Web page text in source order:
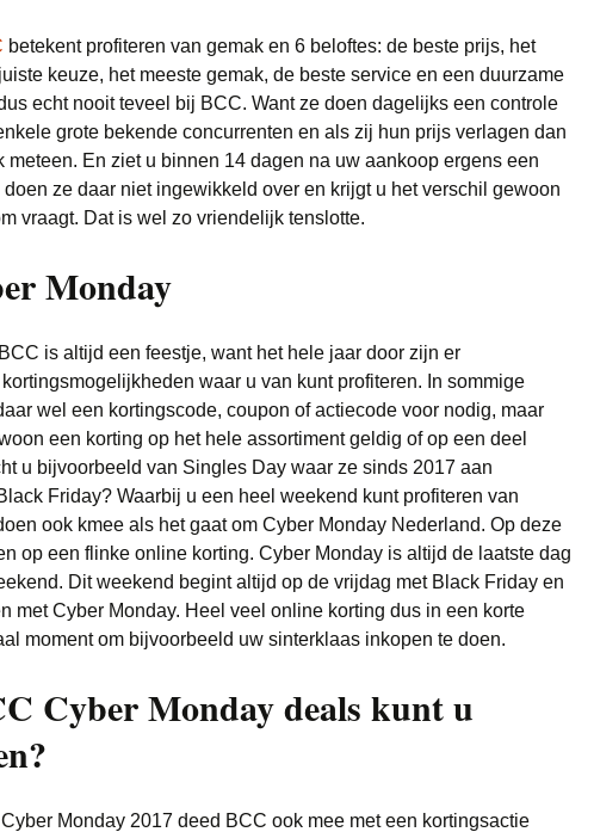
betekent profiteren van gemak en 6 beloftes: de beste prijs, het
keuze, het meeste gemak, de beste service en een duurzame
echt nooit teveel bij BCC. Want ze doen dagelijks een controle
grote bekende concurrenten en als zij hun prijs verlagen dan
meteen. En ziet u binnen 14 dagen na uw aankoop ergens een
doen ze daar niet ingewikkeld over en krijgt u het verschil gewoon
vraagt. Dat is wel zo vriendelijk tenslotte.
Monday
is altijd een feestje, want het hele jaar door zijn er
waar u van kunt profiteren. In sommige
wel een kortingscode, coupon of actiecode voor nodig, maar
een korting op het hele assortiment geldig of op een deel
u bijvoorbeeld van Singles Day waar ze sinds 2017 aan
Friday? Waarbij u een heel weekend kunt profiteren van
ook kmee als het gaat om Cyber Monday Nederland. Op deze
op een flinke online korting. Cyber Monday is altijd de laatste dag
Dit weekend begint altijd op de vrijdag met Black Friday en
met Cyber Monday. Heel veel online korting dus in een korte
moment om bijvoorbeeld uw sinterklaas inkopen te doen.
Cyber Monday deals kunt u
Monday 2017 deed BCC ook mee met een kortingsactie